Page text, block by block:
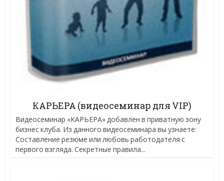
КАРЬЕРА (видеосеминар для VIP)
Видеосеминар «КАРЬЕРА» добавлен в приватную зону
бизнес клуба. Из данного видеосеминара вы узнаете:
Составление резюме или любовь работодателя с
первого взгляда. Секретные правила...